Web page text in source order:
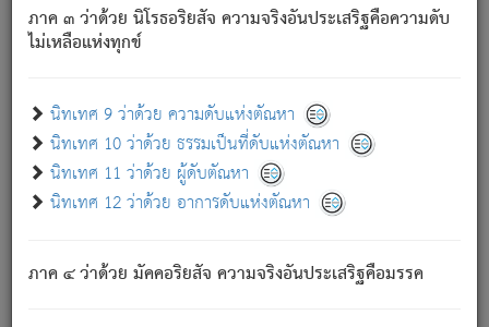
ภาค ๓ ว่าด้วย นิโรธอริยสัจ ความจริงอันประเสริฐคือความดับ
ไม่เหลือแห่งทุกข์
นิทเทศ 9 ว่าด้วย ความดับแห่งตัณหา
นิทเทศ 10 ว่าด้วย ธรรมเป็นที่ดับแห่งตัณหา
นิทเทศ 11 ว่าด้วย ผู้ดับตัณหา
นิทเทศ 12 ว่าด้วย อาการดับแห่งตัณหา
ภาค ๔ ว่าด้วย มัคคอริยสัจ ความจริงอันประเสริฐคือมรรค
ภิกษุนั้น เป็นผู้ครอบงำมารได้แล้ว ชนะสงครามแล้ว ก้าวล่วง
ภพทั้งหลายทั้งปวงได้แล้ว เป็นผู้คงที่ (คือไม่เปลี่ยนแปลงอีกต่อ
- อุ.ขุ. ๒๕/๑๒๑/๘๔.
(ข้อความนี้ เป็นพระพุทธอุทานที่ทรงเปล่งออก ที่โคนต้นโพธิ์
เป็นที่ตรัสรู้ เมื่อตรัสรู้แล้วได้ 7 วัน)